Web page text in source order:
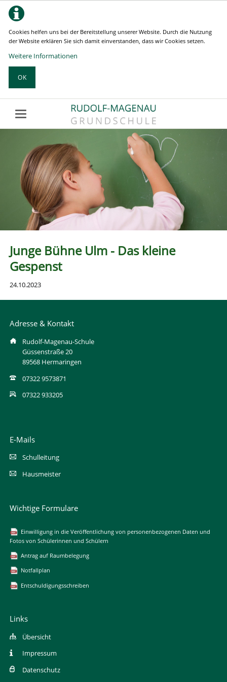
Cookies helfen uns bei der Bereitstellung unserer Website. Durch die Nutzung
der Website erklären Sie sich damit einverstanden, dass wir Cookies setzen.
Weitere Informationen
OK
Junge Bühne Ulm - Das kleine
Gespenst
24.10.2023
Adresse & Kontakt
Rudolf-Magenau-Schule
Güssenstraße 20
89568 Hermaringen
07322 9573871
07322 933205
E-Mails
Schulleitung
Hausmeister
Wichtige Formulare
Einwilligung in die Veröffentlichung von personenbezogenen Daten und
Fotos von Schülerinnen und Schülern
Antrag auf Raumbelegung
Notfallplan
Entschuldigungsschreiben
Links
Übersicht
Impressum
Datenschutz